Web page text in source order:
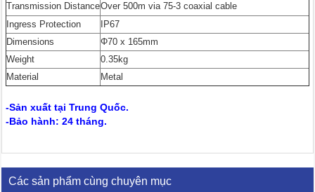
Transmission DistanceOver 500m via 75-3 coaxial cable
Ingress Protection
IP67
Dimensions
Φ70 x 165mm
Weight
0.35kg
Material
Metal
-Sản xuất tại Trung Quốc.
-Bảo hành: 24 tháng.
Các sản phẩm cùng chuyên mục